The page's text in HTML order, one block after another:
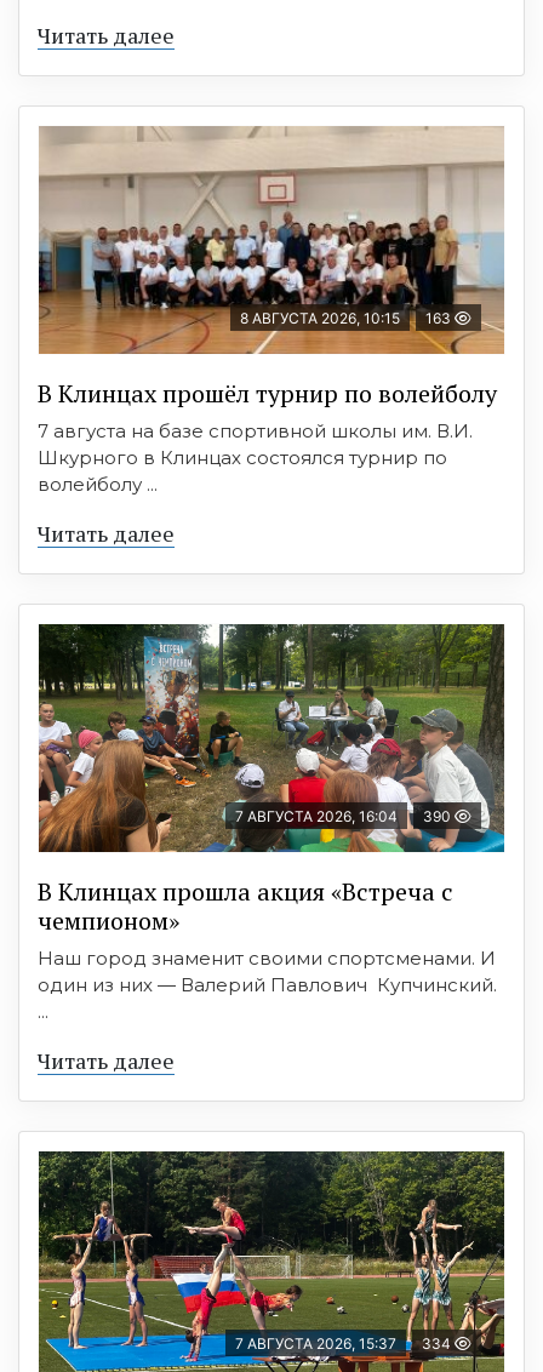
Читать далее
8 АВГУСТА 2026, 10:15 163
В Клинцах прошёл турнир по волейболу
7 августа на базе спортивной школы им. В.И.
Шкурного в Клинцах состоялся турнир по
волейболу ...
Читать далее
7 АВГУСТА 2026, 16:04 390
В Клинцах прошла акция «Встреча с
чемпионом»
Наш город знаменит своими спортсменами. И
один из них — Валерий Павлович Купчинский.
...
Читать далее
7 АВГУСТА 2026, 15:37 334